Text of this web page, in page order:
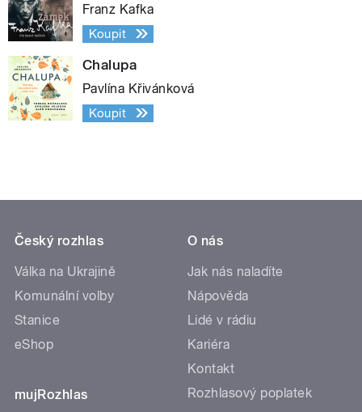
Franz Kafka
Koupit
Chalupa
Pavlína Křivánková
Koupit
Český rozhlas
Válka na Ukrajině
Komunální volby
Stanice
eShop
mujRozhlas
O nás
Jak nás naladíte
Nápověda
Lidé v rádiu
Kariéra
Kontakt
Rozhlasový poplatek